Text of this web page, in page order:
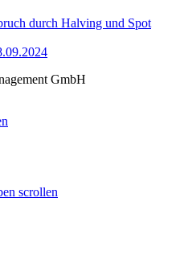
durch Halving und Spot
GmbH
scrollen